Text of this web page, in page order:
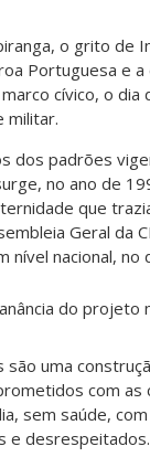
o grito de
Portuguesa e
cívico, o
militar.
dos padrões
no ano de
que
Geral da
nível nacional, no
do projeto
uma
com as
sem saúde,
e desrespeitados.